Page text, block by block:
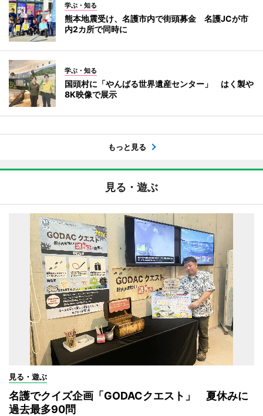
学ぶ・知る
熊本地震受け、名護市内で街頭募金 名護JCが市
内2カ所で同時に
学ぶ・知る
国頭村に「やんばる世界遺産センター」 はく製や
8K映像で展示
もっと見る
見る・遊ぶ
見る・遊ぶ
名護でクイズ企画「GODACクエスト」 夏休みに
過去最多90問